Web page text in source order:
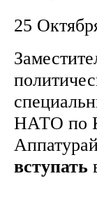
25
НАТО по
вступать